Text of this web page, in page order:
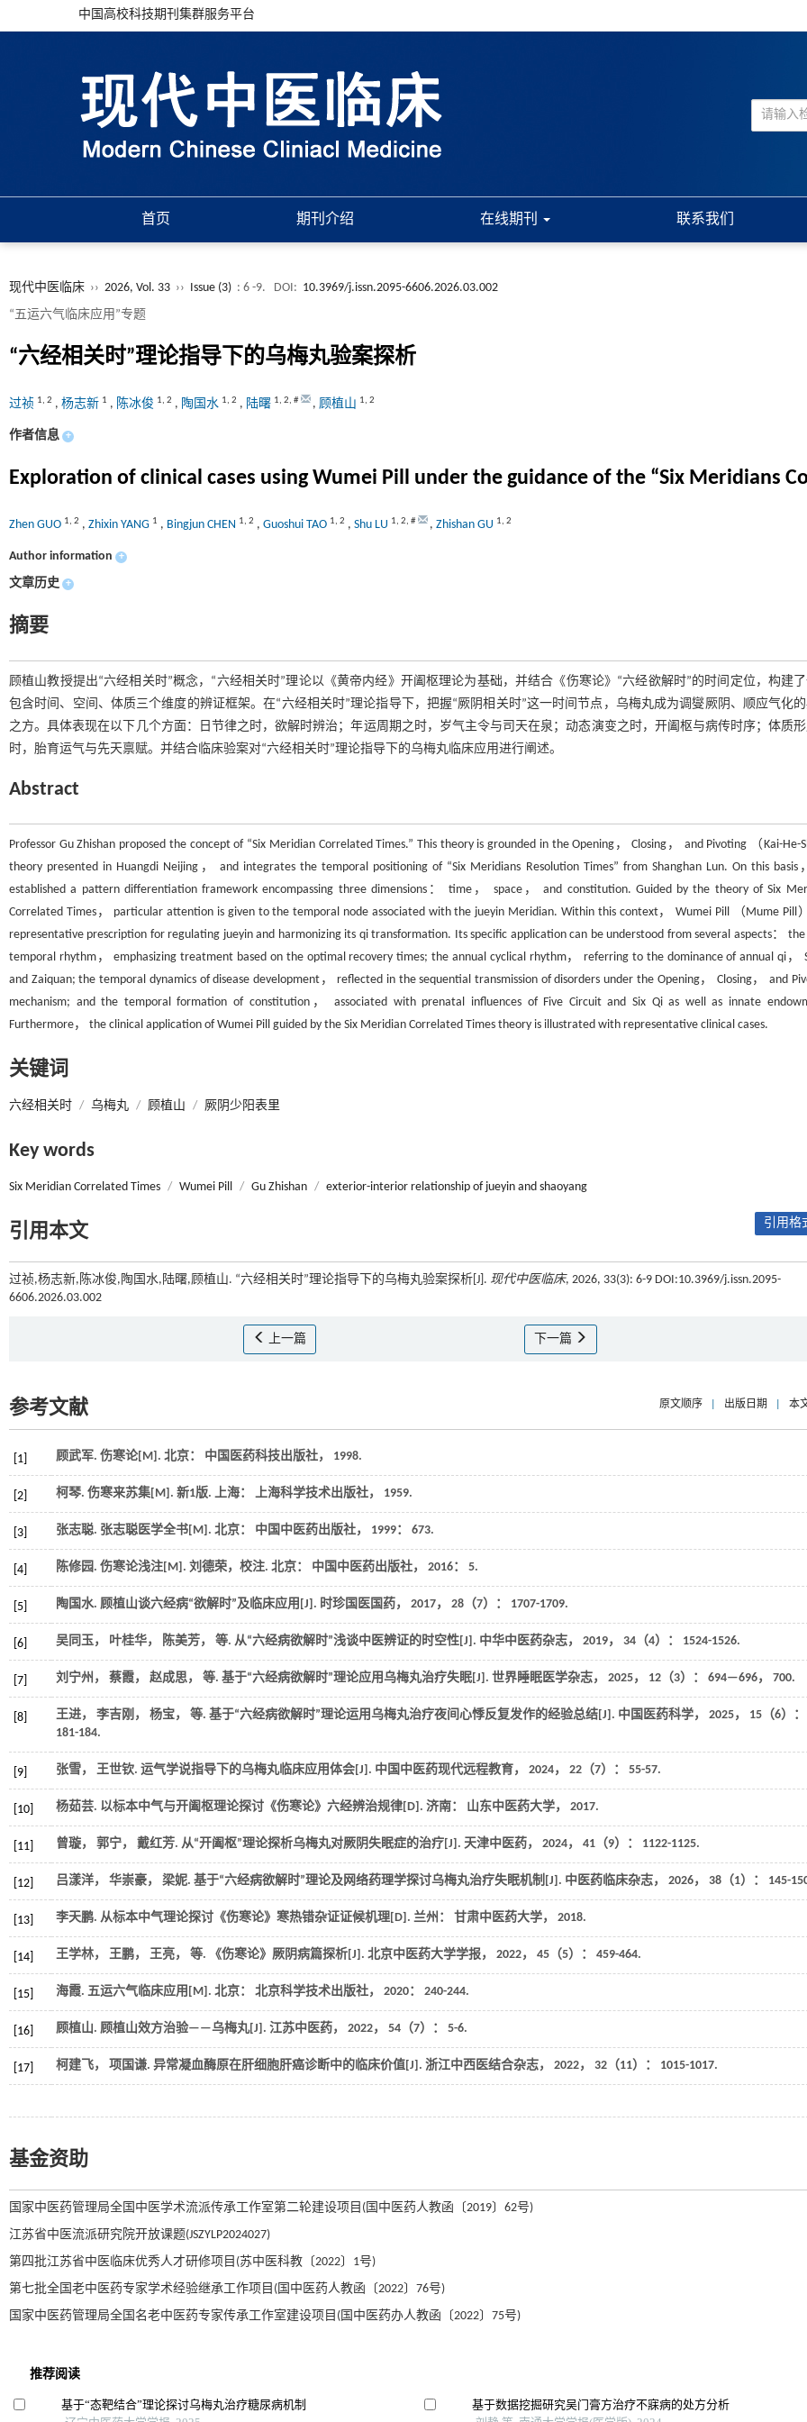
中国高校科技期刊集群服务平台
首页 期刊介绍 在线期刊 联系我们
现代中医临床 ›› 2026, Vol. 33 ›› Issue (3) : 6 -9. DOI: 10.3969/j.issn.2095-6606.2026.03.002
“五运六气临床应用”专题
“六经相关时”理论指导下的乌梅丸验案探析
过祯 1, 2 , 杨志新 1 , 陈冰俊 1, 2 , 陶国水 1, 2 , 陆曙 1, 2, # , 顾植山 1, 2
作者信息 +
Exploration of clinical cases using Wumei Pill under the guidance of the “Six Meridians
Zhen GUO 1, 2 , Zhixin YANG 1 , Bingjun CHEN 1, 2 , Guoshui TAO 1, 2 , Shu LU 1, 2, # , Zhishan GU 1, 2
Author information +
文章历史 +
摘要
顾植山教授提出“六经相关时”概念，“六经相关时”理论以《黄帝内经》开阖枢理论为基础，并结合《伤寒论》“六经欲解时”的时间定位，构建
包含时间、空间、体质三个维度的辨证框架。在“六经相关时”理论指导下，把握“厥阴相关时”这一时间节点，乌梅丸成为调燮厥阴、顺应气化
之方。具体表现在以下几个方面：日节律之时，欲解时辨治；年运周期之时，岁气主令与司天在泉；动态演变之时，开阖枢与病传时序；体质
时，胎育运气与先天禀赋。并结合临床验案对“六经相关时”理论指导下的乌梅丸临床应用进行阐述。
Abstract
Professor Gu Zhishan proposed the concept of “Six Meridian Correlated Times.” This theory is grounded in the Opening， Closing， and Pivoting （Kai-He-
theory presented in Huangdi Neijing， and integrates the temporal positioning of “Six Meridians Resolution Times” from Shanghan Lun. On this basis
established a pattern differentiation framework encompassing three dimensions： time， space， and constitution. Guided by the theory of Six
Correlated Times， particular attention is given to the temporal node associated with the jueyin Meridian. Within this context， Wumei Pill （Mume Pill
representative prescription for regulating jueyin and harmonizing its qi transformation. Its specific application can be understood from several aspects：
temporal rhythm， emphasizing treatment based on the optimal recovery times; the annual cyclical rhythm， referring to the dominance of annual qi，
and Zaiquan; the temporal dynamics of disease development， reflected in the sequential transmission of disorders under the Opening， Closing， and
mechanism; and the temporal formation of constitution， associated with prenatal influences of Five Circuit and Six Qi as well as innate
Furthermore， the clinical application of Wumei Pill guided by the Six Meridian Correlated Times theory is illustrated with representative clinical cases.
关键词
六经相关时 / 乌梅丸 / 顾植山 / 厥阴少阳表里
Key words
Six Meridian Correlated Times / Wumei Pill / Gu Zhishan / exterior-interior relationship of jueyin and shaoyang
引用本文 引用格
过祯,杨志新,陈冰俊,陶国水,陆曙,顾植山. “六经相关时”理论指导下的乌梅丸验案探析[J]. 现代中医临床, 2026, 33(3): 6-9 DOI:10.3969/j.issn.2095-
6606.2026.03.002
上一篇 下一篇
参考文献 原文顺序 出版日期 本
[1] 顾武军. 伤寒论[M]. 北京： 中国医药科技出版社， 1998.
[2] 柯琴. 伤寒来苏集[M]. 新1版. 上海： 上海科学技术出版社， 1959.
[3] 张志聪. 张志聪医学全书[M]. 北京： 中国中医药出版社， 1999： 673.
[4] 陈修园. 伤寒论浅注[M]. 刘德荣，校注. 北京： 中国中医药出版社， 2016： 5.
[5] 陶国水. 顾植山谈六经病“欲解时”及临床应用[J]. 时珍国医国药， 2017， 28 （7）： 1707-1709.
[6] 吴同玉， 叶桂华， 陈美芳， 等. 从“六经病欲解时”浅谈中医辨证的时空性[J]. 中华中医药杂志， 2019， 34 （4）： 1524-1526.
[7] 刘宁州， 蔡霞， 赵成思， 等. 基于“六经病欲解时”理论应用乌梅丸治疗失眠[J]. 世界睡眠医学杂志， 2025， 12 （3）： 694—696， 700.
[8] 王进， 李吉刚， 杨宝， 等. 基于“六经病欲解时”理论运用乌梅丸治疗夜间心悸反复发作的经验总结[J]. 中国医药科学， 2025， 15 （6）：
181-184.
[9] 张雪， 王世钦. 运气学说指导下的乌梅丸临床应用体会[J]. 中国中医药现代远程教育 ， 2024， 22 （7）： 55-57.
[10] 杨茹芸. 以标本中气与开阖枢理论探讨《伤寒论》六经辨治规律[D]. 济南： 山东中医药大学， 2017.
[11] 曾璇， 郭宁， 戴红芳. 从“开阖枢”理论探析乌梅丸对厥阴失眠症的治疗[J]. 天津中医药， 2024， 41 （9）： 1122-1125.
[12] 吕漾洋， 华崇豪， 梁妮. 基于“六经病欲解时”理论及网络药理学探讨乌梅丸治疗失眠机制[J]. 中医药临床杂志， 2026， 38 （1）： 145-
[13] 李天鹏. 从标本中气理论探讨《伤寒论》寒热错杂证证候机理[D]. 兰州： 甘肃中医药大学， 2018.
[14] 王学林， 王鹏， 王亮， 等. 《伤寒论》厥阴病篇探析[J]. 北京中医药大学学报， 2022， 45 （5）： 459-464.
[15] 海霞. 五运六气临床应用[M]. 北京： 北京科学技术出版社， 2020： 240-244.
[16] 顾植山. 顾植山效方治验——乌梅丸[J]. 江苏中医药， 2022， 54 （7）： 5-6.
[17] 柯建飞， 项国谦. 异常凝血酶原在肝细胞肝癌诊断中的临床价值[J]. 浙江中西医结合杂志， 2022， 32 （11）： 1015-1017.
基金资助
国家中医药管理局全国中医学术流派传承工作室第二轮建设项目(国中医药人教函〔2019〕62号)
江苏省中医流派研究院开放课题(JSZYLP2024027)
第四批江苏省中医临床优秀人才研修项目(苏中医科教〔2022〕1号)
第七批全国老中医药专家学术经验继承工作项目(国中医药人教函〔2022〕76号)
国家中医药管理局全国名老中医药专家传承工作室建设项目(国中医药办人教函〔2022〕75号)